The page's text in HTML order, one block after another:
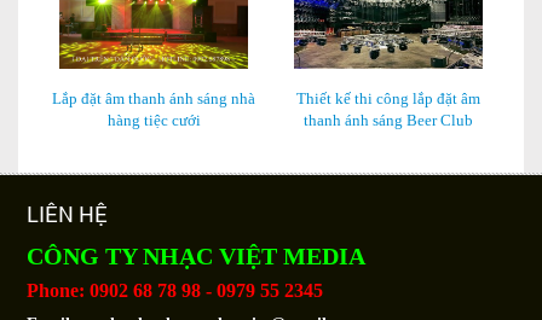
Lắp đặt âm thanh ánh sáng nhà
hàng tiệc cưới
Thiết kế thi công lắp đặt âm
thanh ánh sáng Beer Club
LIÊN HỆ
CÔNG TY NHẠC VIỆT MEDIA
Phone: 0902 68 78 98 - 0979 55 2345